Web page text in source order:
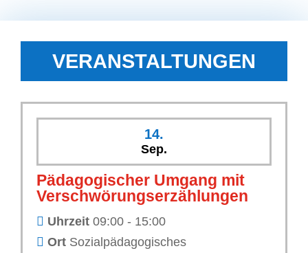
VERANSTALTUNGEN
14.
Sep.
Pädagogischer Umgang mit
Verschwörungserzählungen
Uhrzeit 09:00 - 15:00
Ort Sozialpädagogisches